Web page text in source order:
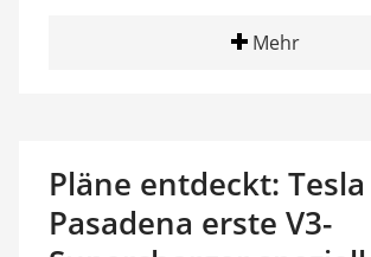
Mehr
Pläne entdeckt:
Pasadena erste V3-